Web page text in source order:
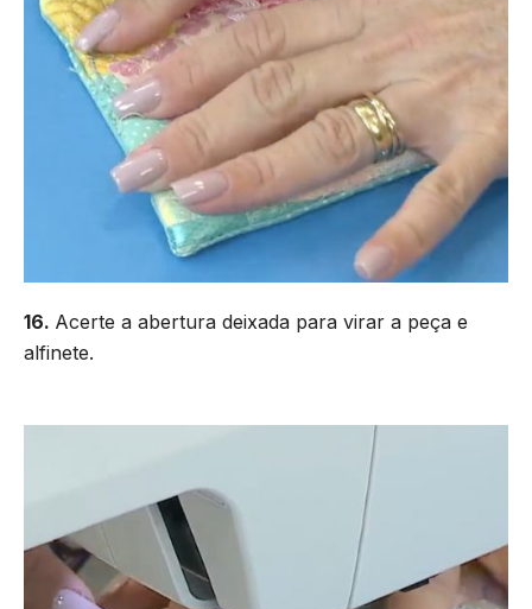
16. Acerte a abertura deixada para virar a peça e
alfinete.